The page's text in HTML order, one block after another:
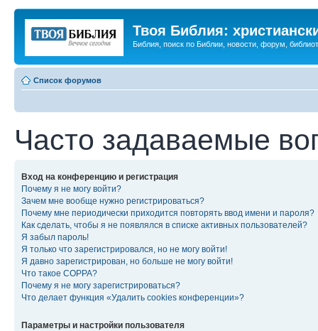
Твоя Библия:
Библия, поиск по Библии, новости, форум,
Список форумов
Часто задаваемые
Вход на конференцию и регистрация
Почему я не могу войти?
Зачем мне вообще нужно регистрироваться?
Почему мне периодически приходится повторять ввод имени и пароля?
Как сделать, чтобы я не появлялся в списке активных пользователей?
Я забыл пароль!
Я только что зарегистрировался, но не могу войти!
Я давно зарегистрирован, но больше не могу войти!
Что такое COPPA?
Почему я не могу зарегистрироваться?
Что делает функция «Удалить cookies конференции»?
Параметры и настройки пользователя